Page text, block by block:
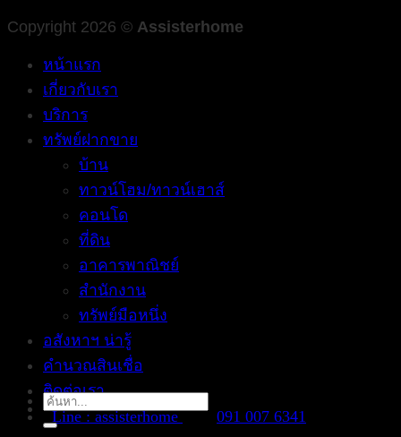
Copyright 2026 © Assisterhome
หน้าแรก
เกี่ยวกับเรา
บริการ
ทรัพย์ฝากขาย
บ้าน
ทาวน์โฮม/ทาวน์เฮาส์
คอนโด
ที่ดิน
อาคารพาณิชย์
สำนักงาน
ทรัพย์มือหนึ่ง
อสังหาฯ น่ารู้
คำนวณสินเชื่อ
ติดต่อเรา
Line : assisterhome
091 007 6341
Search
for: